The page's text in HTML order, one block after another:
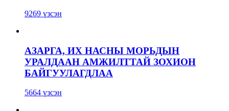
9269 үзсэн
АЗАРГА, ИХ НАСНЫ МОРЬДЫН
УРАЛДААН АМЖИЛТТАЙ ЗОХИОН
БАЙГУУЛАГДЛАА
5664 үзсэн